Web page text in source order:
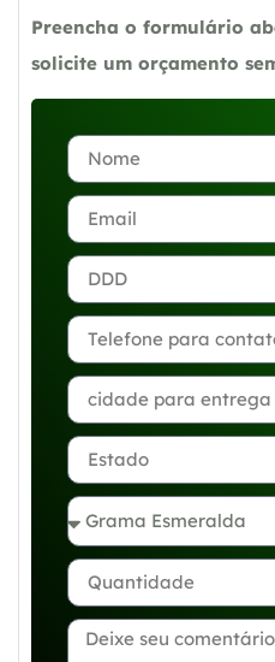
Preencha o formulário
solicite um orçamento